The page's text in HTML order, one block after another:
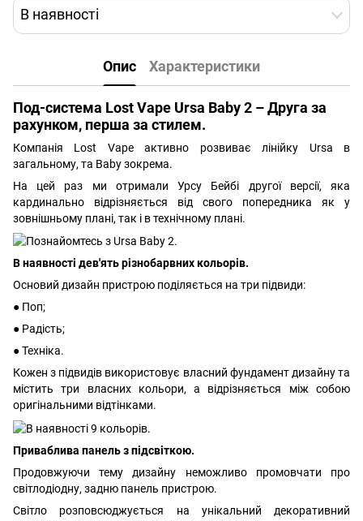
В наявності
Опис Характеристики
Под-система Lost Vape Ursa Baby 2 – Друга за
рахунком, перша за стилем.
Компанія Lost Vape активно розвиває лінійку Ursa в
загальному, та Baby зокрема.
На цей раз ми отримали Урсу Бейбі другої версії, яка
кардинально відрізняється від свого попередника як у
зовнішньому плані, так і в технічному плані.
В наявності дев'ять різнобарвних кольорів.
Основий дизайн пристрою поділяється на три підвиди:
● Поп;
● Радість;
● Техніка.
Кожен з підвидів використовує власний фундамент дизайну та
містить три власних кольори, а відрізняється між собою
оригінальними відтінками.
Приваблива панель з підсвіткою.
Продовжуючи тему дизайну неможливо промовчати про
світлодіодну, задню панель пристрою.
Світло розповсюджується на унікальний декоративний